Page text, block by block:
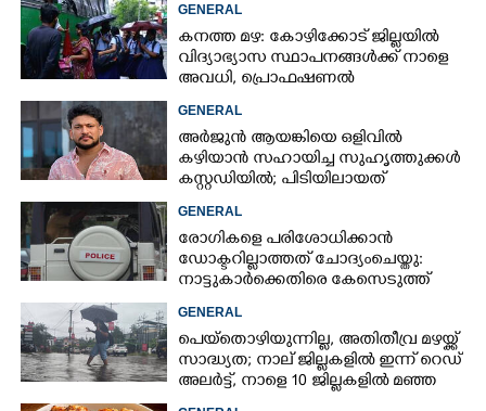
വിശദീകരണവുമായി സർക്കാ‌ർ
GENERAL
കനത്ത മഴ: കോഴിക്കോട് ജില്ലയിൽ
വിദ്യാഭ്യാസ സ്ഥാപനങ്ങൾക്ക് നാളെ
അവധി,​ പ്രൊഫഷണൽ
GENERAL
അർജുൻ ആയങ്കിയെ ഒളിവിൽ
കഴിയാൻ സഹായിച്ച സുഹൃത്തുക്കൾ
കസ്റ്റഡിയിൽ; പിടിയിലായത്
GENERAL
രോഗികളെ പരിശോധിക്കാൻ
ഡോക്ടറില്ലാത്തത് ചോദ്യംചെയ്തു:
നാട്ടുകാർക്കെതിരെ കേസെടുത്ത്
GENERAL
പെയ്തൊഴിയുന്നില്ല, അതിതീവ്ര മഴയ്ക്ക്
സാദ്ധ്യത;​ നാല് ജില്ലകളിൽ ഇന്ന് റെഡ്
അലർട്ട്,​ നാളെ 10 ജില്ലകളിൽ മഞ്ഞ